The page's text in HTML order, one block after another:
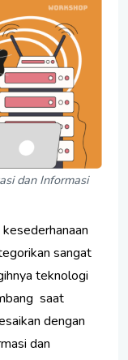
dan Informasi
sangat
teknologi
saat
dengan
dan